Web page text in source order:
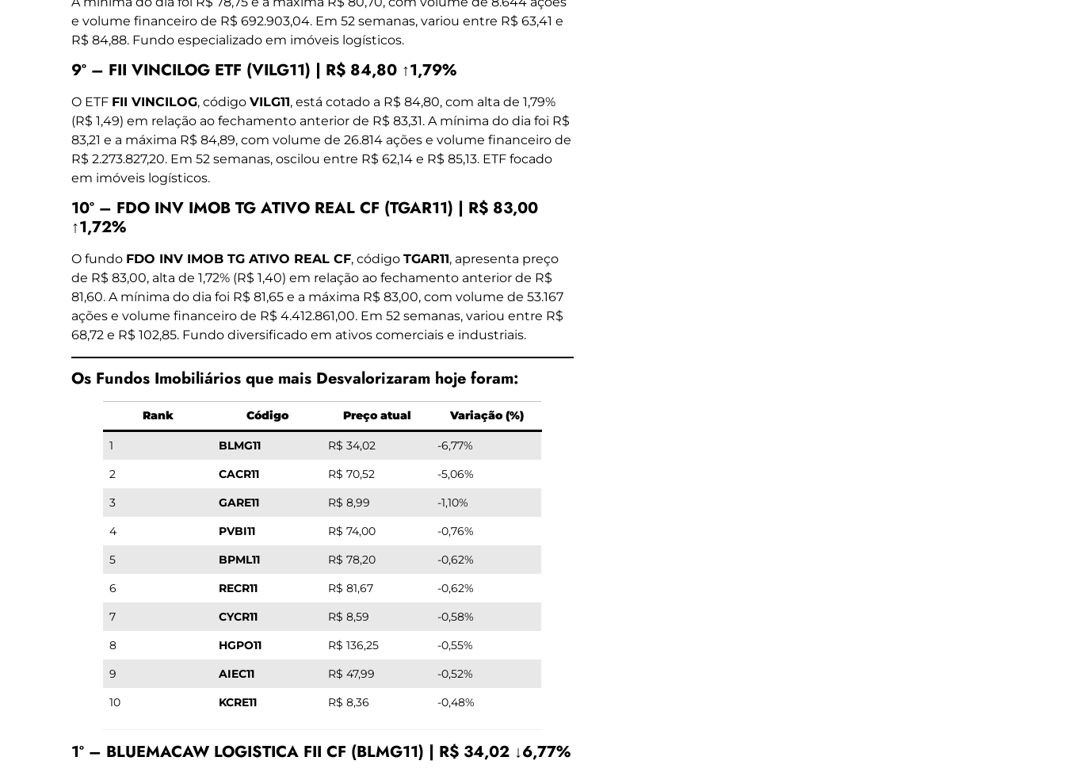
e volume financeiro de R$ 692.903,04. Em 52 semanas, variou entre R$ 63,41 e
R$ 84,88. Fundo especializado em imóveis logísticos.
9º – FII VINCILOG ETF (VILG11) | R$ 84,80 ↑1,79%
O ETF FII VINCILOG, código VILG11, está cotado a R$ 84,80, com alta de 1,79%
(R$ 1,49) em relação ao fechamento anterior de R$ 83,31. A mínima do dia foi R$
83,21 e a máxima R$ 84,89, com volume de 26.814 ações e volume financeiro de
R$ 2.273.827,20. Em 52 semanas, oscilou entre R$ 62,14 e R$ 85,13. ETF focado
em imóveis logísticos.
10º – FDO INV IMOB TG ATIVO REAL CF (TGAR11) | R$ 83,00
↑1,72%
O fundo FDO INV IMOB TG ATIVO REAL CF, código TGAR11, apresenta preço
de R$ 83,00, alta de 1,72% (R$ 1,40) em relação ao fechamento anterior de R$
81,60. A mínima do dia foi R$ 81,65 e a máxima R$ 83,00, com volume de 53.167
ações e volume financeiro de R$ 4.412.861,00. Em 52 semanas, variou entre R$
68,72 e R$ 102,85. Fundo diversificado em ativos comerciais e industriais.
Os Fundos Imobiliários que mais Desvalorizaram hoje foram:
Rank Código Preço atual Variação (%)
1 BLMG11 R$ 34,02
-6,77%
2
CACR11 R$ 70,52
-5,06%
3
GARE11 R$ 8,99
-1,10%
4
PVBI11 R$ 74,00
-0,76%
5
BPML11 R$ 78,20
-0,62%
6
RECR11 R$ 81,67
-0,62%
7
CYCR11 R$ 8,59
-0,58%
8
HGPO11 R$ 136,25
-0,55%
9
AIEC11 R$ 47,99
-0,52%
10
KCRE11 R$ 8,36 -0,48%
1º – BLUEMACAW LOGISTICA FII CF (BLMG11) | R$ 34,02 ↓6,77%